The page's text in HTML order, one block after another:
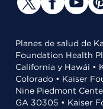
Planes de salud de
Foundation Health
California y Hawái •
Colorado • Kaiser
Nine Piedmont
GA 30305 • Kaiser